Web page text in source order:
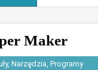
Maker
, Narzędzia, Programy